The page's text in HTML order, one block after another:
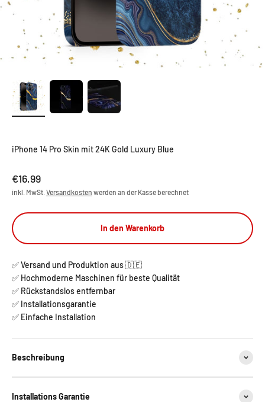
iPhone 14 Pro Skin mit 24K Gold Luxury Blue
Angebot
€16,99
inkl. MwSt.Versandkosten werden an der Kasse berechnet
In den Warenkorb
✅ Versand und Produktion aus 🇩🇪
✅ Hochmoderne Maschinen für beste Qualität
✅ Rückstandslos entfernbar
✅ Installationsgarantie
✅ Einfache Installation
Beschreibung
Installations Garantie